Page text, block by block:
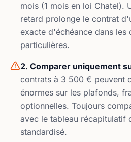
mois (1 mois en loi Chatel).
retard prolonge le contrat
exacte d'échéance dans les
particulières.
2. Comparer uniquement
contrats à 3 500 € peuvent
énormes sur les plafonds,
optionnelles. Toujours
avec le tableau récapitulatif
standardisé.